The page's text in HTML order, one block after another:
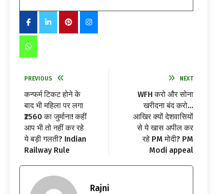
PREVIOUS
कन्फर्म टिकट होने के
बाद भी महिला पर लगा
₹2560 का जुर्माना! कहीं
आप भी तो नहीं कर रहे
ये बड़ी गलती? Indian
Railway Rule
NEXT
WFH करो और सोना
खरीदना बंद करो…
आखिर क्यों देशवासियों
से ये खास अपील कर
रहे PM मोदी? PM
Modi appeal
Rajni